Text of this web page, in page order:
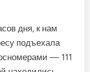
дня, к нам
подъехала
— 111